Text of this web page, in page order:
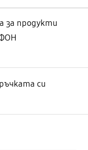
за продукти
си